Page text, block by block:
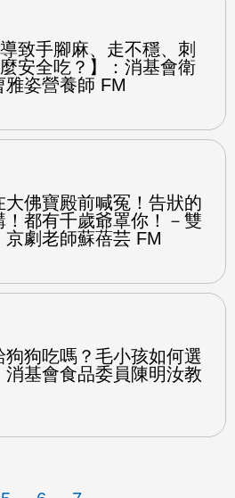
導致手腳麻、走不穩、刺
安全吃？】：消基會衛
姿營養師 FM
大佛寶殿前喊冤！告狀的
！都有千歲爺罩你！－雙
京劇老師蘇蓓芸 FM
狗狗吃嗎？毛小孩如何選
消基會食品委員陳明汝教